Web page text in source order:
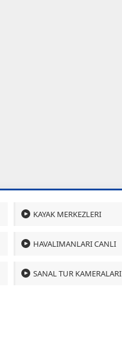
KAYAK MERKEZLERI
HAVALIMANLARI CANLI
SANAL TUR KAMERALARI